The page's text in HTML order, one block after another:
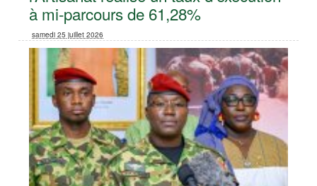
à mi-parcours de 61,28%
samedi 25 juillet 2026